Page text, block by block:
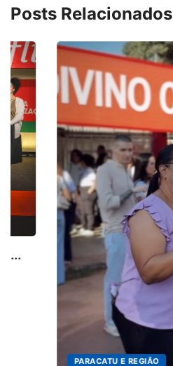
Posts Relacionados
PARACATU E REGIÃO